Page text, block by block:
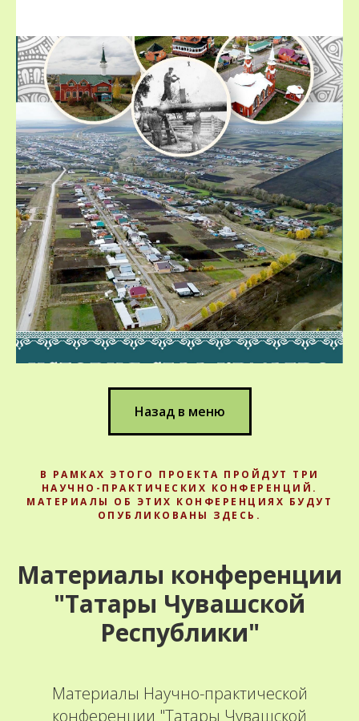
Назад в меню
В РАМКАХ ЭТОГО ПРОЕКТА ПРОЙДУТ ТРИ
НАУЧНО-ПРАКТИЧЕСКИХ КОНФЕРЕНЦИЙ.
МАТЕРИАЛЫ ОБ ЭТИХ КОНФЕРЕНЦИЯХ БУДУТ
ОПУБЛИКОВАНЫ ЗДЕСЬ.
Материалы конференции
"Татары Чувашской
Республики"
Материалы Научно-практической
конференции "Татары Чувашской